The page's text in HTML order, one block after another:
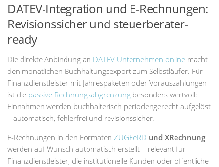
DATEV-Integration und E-Rechnungen:
Revisionssicher und steuerberater-
ready
Die direkte Anbindung an DATEV Unternehmen online macht
den monatlichen Buchhaltungsexport zum Selbstläufer. Für
Finanzdienstleister mit Jahrespaketen oder Vorauszahlungen
ist die passive Rechnungsabgrenzung besonders wertvoll:
Einnahmen werden buchhalterisch periodengerecht aufgelöst
– automatisch, fehlerfrei und revisionssicher.
E-Rechnungen in den Formaten ZUGFeRD und XRechnung
werden auf Wunsch automatisch erstellt – relevant für
Finanzdienstleister, die institutionelle Kunden oder öffentliche